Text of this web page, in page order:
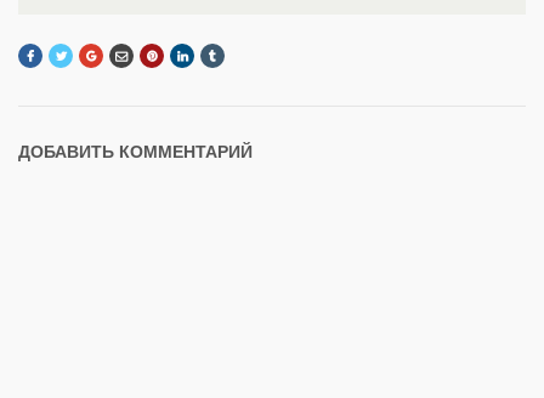
ДОБАВИТЬ КОММЕНТАРИЙ